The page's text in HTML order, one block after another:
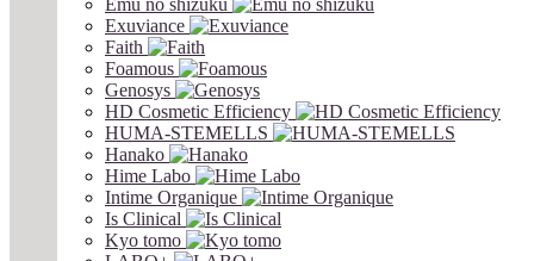
Emu no shizuku
Exuviance
Faith
Foamous
Genosys
HD Cosmetic Efficiency
HUMA-STEMELLS
Hanako
Hime Labo
Intime Organique
Is Clinical
Kyo tomo